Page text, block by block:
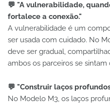
💬 "A vulnerabilidade,
fortalece a conexão."
A vulnerabilidade é um
ser usada com cuidado. No
deve ser gradual,
ambos os parceiros se
💬 "Construir laços
No Modelo M3, os laços